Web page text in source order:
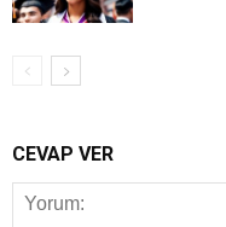
CEVAP VER